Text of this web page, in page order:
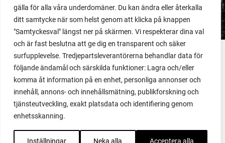
gälla för alla våra underdomäner. Du kan ändra eller återkalla
ditt samtycke när som helst genom att klicka på knappen
"Samtyckesval" längst ner på skärmen. Vi respekterar dina val
och är fast beslutna att ge dig en transparent och säker
surfupplevelse. Tredjepartsleverantörerna behandlar data för
följande ändamål och särskilda funktioner: Lagra och/eller
komma åt information på en enhet, personliga annonser och
innehåll, annons- och innehållsmätning, publikforskning och
tjänsteutveckling, exakt platsdata och identifiering genom
enhetsskanning.
Inställningar Neka alla Acceptera alla
FACEBOOK
YOUTUBE